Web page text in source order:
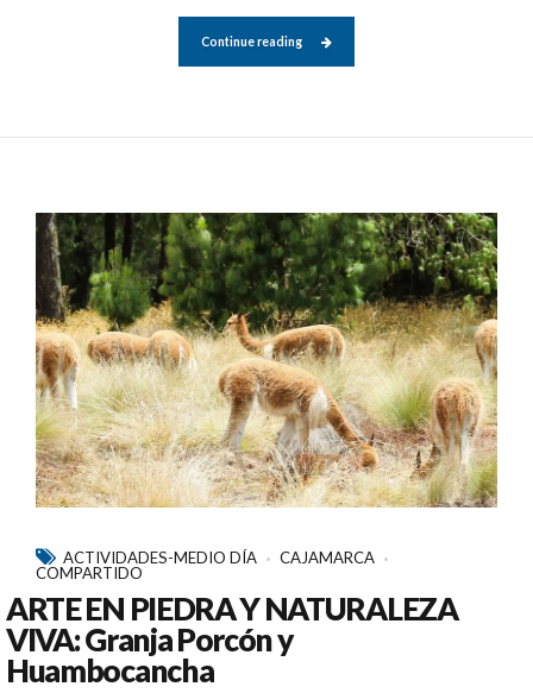
Continue reading
ACTIVIDADES-MEDIO DÍA
CAJAMARCA
COMPARTIDO
ARTE EN PIEDRA Y NATURALEZA
VIVA: Granja Porcón y
Huambocancha